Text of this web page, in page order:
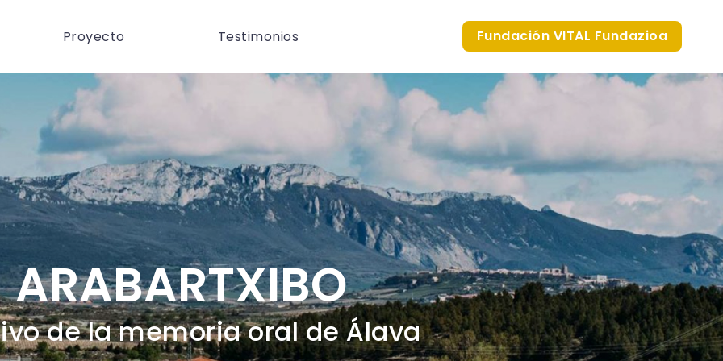
Proyecto Testimonios Fundación VITAL Fundazioa
ARABARTXIBO
de la memoria oral de Álava